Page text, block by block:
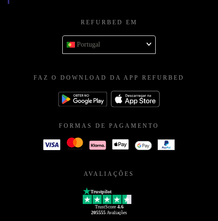
REFURBED EM
Portugal
FAZ O DOWNLOAD DA APP REFURBED
FORMAS DE PAGAMENTO
AVALIAÇÕES
Trustpilot
TrustScore 4.6
205555 Avaliações